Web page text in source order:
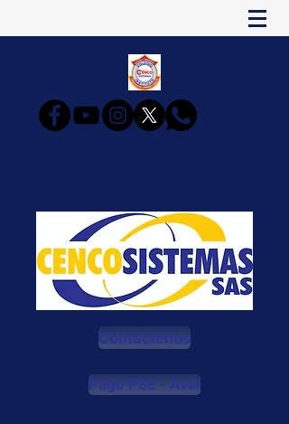
Contáctenos
Pago PSE - Aval